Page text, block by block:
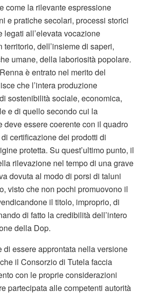
come la rilevante espressione
e pratiche secolari, processi storici
all’elevata vocazione
dell’insieme di saperi,
umane, della laboriosità popolare.
è entrato nel merito del
che l’intera produzione
sostenibilità sociale, economica,
e di quello secondo cui la
deve essere coerente con il quadro
certificazione dei prodotti di
protetta. Su quest’ultimo punto, il
rilevazione nel tempo di una grave
dovuta al modo di porsi di taluni
visto che non pochi promuovono il
il titolo, improprio, di
di fatto la credibilità dell’intero
della Dop.
di essere approntata nella versione
il Consorzio di Tutela faccia
con le proprie considerazioni
partecipata alle competenti autorità